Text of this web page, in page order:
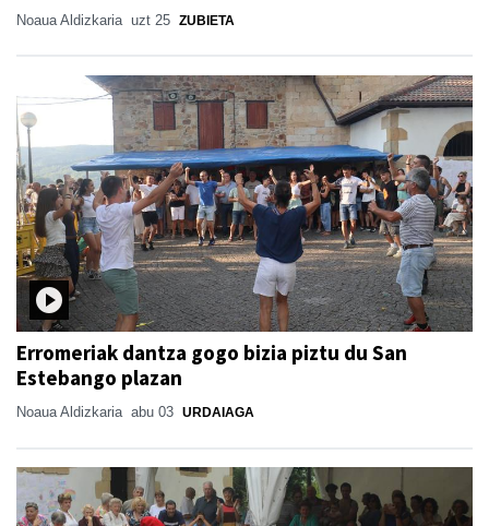
Noaua Aldizkaria uzt 25 ZUBIETA
Erromeriak dantza gogo bizia piztu du San
Estebango plazan
Noaua Aldizkaria abu 03 URDAIAGA